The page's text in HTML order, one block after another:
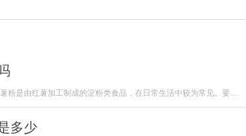
粉是由红薯加工制成的淀粉类食品，在日常生活中较为常见。要...
多少